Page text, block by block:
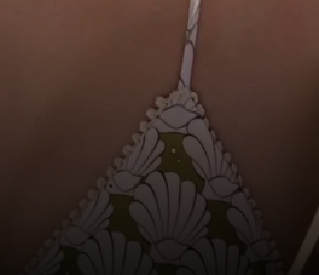
का पहला मंत्र है सनग्लासेस.
ट्रेंडी डिज़ाइन वाला चश्मा
है और आंखों की सुरक्षा भी